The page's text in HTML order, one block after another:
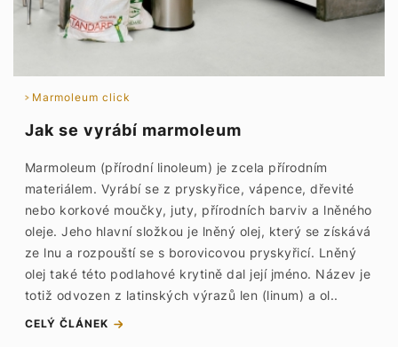
Marmoleum click
Jak se vyrábí marmoleum
Marmoleum (přírodní linoleum) je zcela přírodním
materiálem. Vyrábí se z pryskyřice, vápence, dřevité
nebo korkové moučky, juty, přírodních barviv a lněného
oleje. Jeho hlavní složkou je lněný olej, který se získává
ze lnu a rozpouští se s borovicovou pryskyřicí. Lněný
olej také této podlahové krytině dal její jméno. Název je
totiž odvozen z latinských výrazů len (linum) a ol..
CELÝ ČLÁNEK